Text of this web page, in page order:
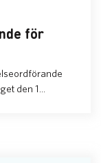
för
den 1...